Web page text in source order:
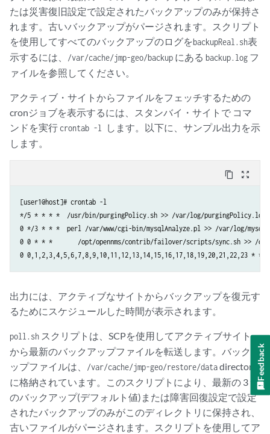
たは災害復旧設定で設定されたバックアップのみが保持さ
れます。古いバックアップがパージされます。スクリプト
を使用してすべてのバックアップのログをbackupReal.sh表
示するには、
/var/cache/jmp-geo/backup にある backup.log フ
ァイルを参照してください。
アクティブ・サイトからファイルをフェッチするための
cronジョブを表示するには、スタンバイ・サイトで コマ
ンドを実行 crontab -l
します。以下に、サンプル出力を示
します。
content_copy zoom_out_map
[user1@host]# crontab -l
*/5 * * * *  /usr/bin/purgingPolicy.sh >> /var/log/purgingPolicy.log
0 */3 * * *  perl /var/www/cgi-bin/mysqlAnalyze.pl >> /var/log/
0 0 * * *       /opt/opennms/contrib/failover/scripts/sync.sh >> /opt/
出力には、アクティブなサイトからバックアップを復元す
るためにスケジュールした時間が表示されます。
poll.sh スクリプトは、SCPを使用してアクティブサイト
から最新のバックアップファイルを転送します。バックア
ップファイルは 、/var/cache/jmp-geo/restore/datadirectory
に格納されています。このスクリプトにより、最新の 3 つ
のバックアップ(デフォルト値)または障害回復設定で設定
されたバックアップのみがこのディレクトリに保持され、
古いファイルがパージされます。スクリプトを使用してア
Feedback